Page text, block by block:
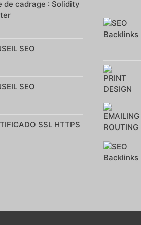
de cadrage : Solidity
SEO
SEO
SSL HTTPS